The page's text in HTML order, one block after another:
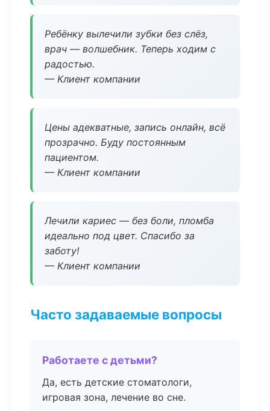
Ребёнку вылечили зубки без слёз,
врач — волшебник. Теперь ходим с
радостью.
— Клиент компании
Цены адекватные, запись онлайн, всё
прозрачно. Буду постоянным
пациентом.
— Клиент компании
Лечили кариес — без боли, пломба
идеально под цвет. Спасибо за
заботу!
— Клиент компании
Часто задаваемые вопросы
Работаете с детьми?
Да, есть детские стоматологи,
игровая зона, лечение во сне.